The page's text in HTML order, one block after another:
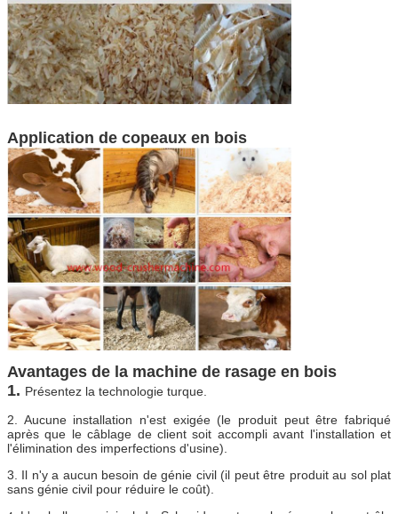
Application de copeaux en bois
Avantages de la machine de rasage en bois
1. Présentez la technologie turque.
2. Aucune installation n'est exigée (le produit peut être fabriqué
après que le câblage de client soit accompli avant l'installation et
l'élimination des imperfections d'usine).
3. Il n'y a aucun besoin de génie civil (il peut être produit au sol plat
sans génie civil pour réduire le coût).